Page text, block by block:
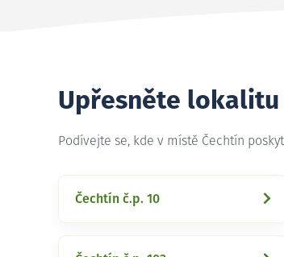
Upřesněte lokalitu
Podívejte se, kde v místě Čechtín
Čechtín č.p. 10